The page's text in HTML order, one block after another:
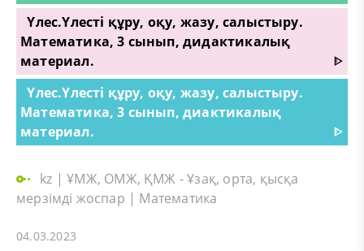
Үлес.Үлесті құру, оқу, жазу, салыстыру.
Математика, 3 сынып, дидактикалық
материал.
ᐈ
Үлес.Үлесті құру, оқу, жазу, салыстыру.
Математика, 3 сынып, диактикалық
материал.
ᐈ
kz |ҰМЖ, ОМЖ, ҚМЖ - Ұзақ, орта, қысқа
мерзімді жоспар | Математика
04.03.2023